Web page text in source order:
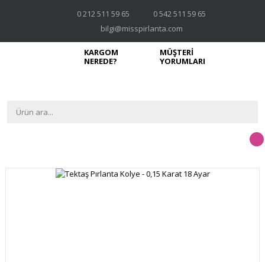
0 212 511 59 65
0 542 511 59 65
bilgi@misspirlanta.com
KARGOM
NEREDE?
MÜŞTERİ
YORUMLARI